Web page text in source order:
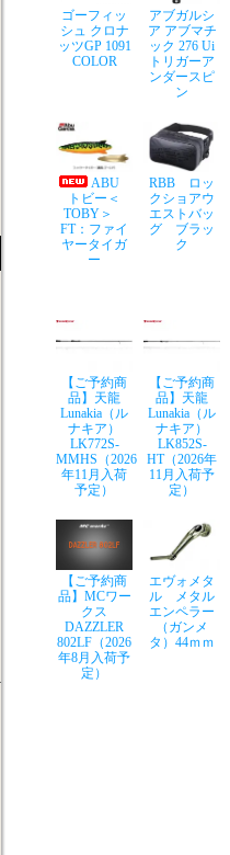
ゴーフィッ
シュ クロナ
ッツGP 1091
COLOR
アブガルシ
ア アブマチ
ック 276 Ui
トリガーア
ンダースピ
ン
ABU
トビー＜
TOBY＞
FT：ファイ
ヤータイガ
ー
RBB ロッ
クショアウ
エストバッ
グ ブラッ
ク
【ご予約商
品】天龍
Lunakia（ル
ナキア）
LK772S-
MMHS（2026
年11月入荷
予定）
【ご予約商
品】天龍
Lunakia（ル
ナキア）
LK852S-
HT（2026年
11月入荷予
定）
【ご予約商
品】MCワー
クス
DAZZLER
802LF（2026
年8月入荷予
定）
エヴォメタ
ル メタル
エンペラー
（ガンメ
タ）44ｍｍ